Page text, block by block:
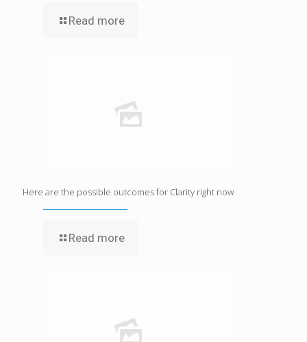
Read more
Here are the possible outcomes for Clarity right now
Read more